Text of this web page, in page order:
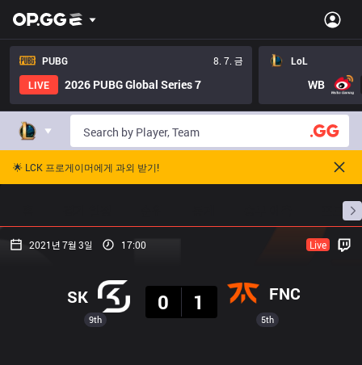
PUBG
8. 7. 금
LIVE
2026 PUBG Global Series 7
LoL
WB
🌟 LCK 프로게이머에게 과외 받기!
프로빌
2021년 7월 3일 17:00 Live
9th
SK
0
1 FNC
5th